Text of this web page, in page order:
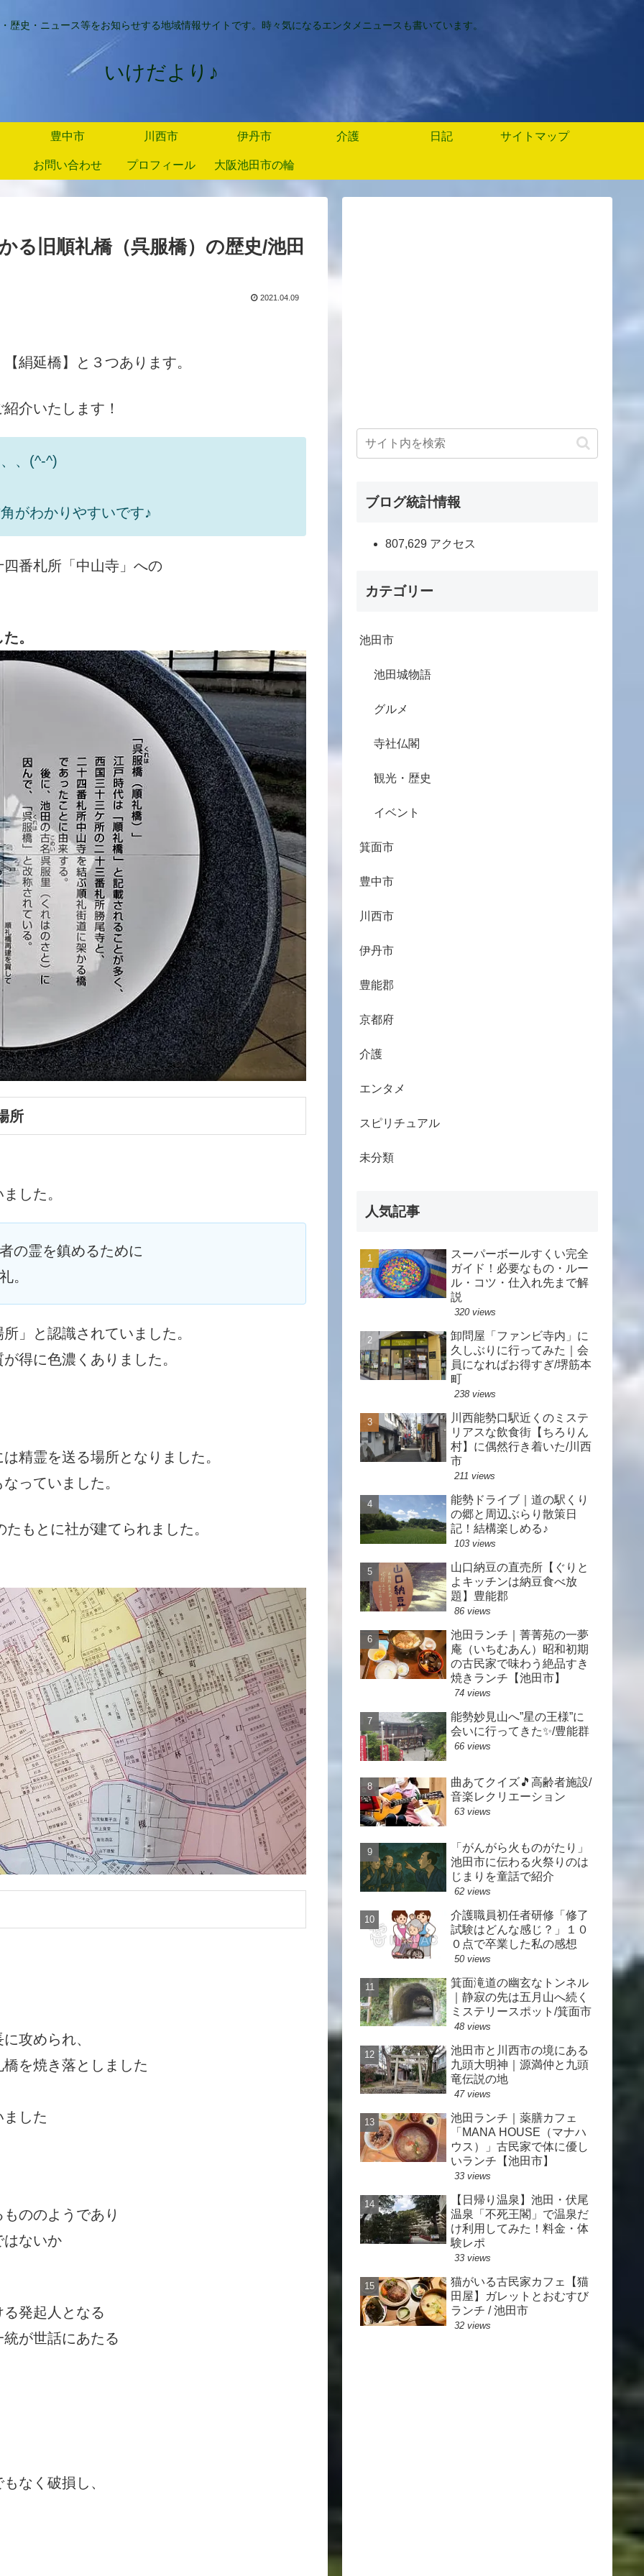
歴史・ニュース等をお知らせする地域情報サイトです。時々気になるエンタメニュースも書いています。
いけだより♪
豊中市 川西市 伊丹市 介護 日記 サイトマップ
お問い合わせ プロフィール 大阪池田市の輪
る旧順礼橋（呉服橋）の歴史/池田
2021.04.09
絹延橋】と３つあります。
介いたします！
、(^-^)
がわかりやすいです♪
番札所「中山寺」への
。
所
した。
の霊を鎮めるために
。
」と認識されていました。
得に色濃くありました。
精霊を送る場所となりました。
っていました。
もとに社が建てられました。
攻められ、
を焼き落としました
した
ののようであり
はないか
発起人となる
が世話にあたる
なく破損し、
ブログ統計情報
807,629 アクセス
カテゴリー
池田市
池田城物語
グルメ
寺社仏閣
観光・歴史
イベント
箕面市
豊中市
川西市
伊丹市
豊能郡
京都府
介護
エンタメ
スピリチュアル
未分類
人気記事
スーパーボールすくい完全
ガイド！必要なもの・ルー
ル・コツ・仕入れ先まで解
説
320 views
卸問屋「ファンビ寺内」に
久しぶりに行ってみた｜会
員になればお得すぎ/堺筋本
町
238 views
川西能勢口駅近くのミステ
リアスな飲食街【ちろりん
村】に偶然行き着いた/川西
市
211 views
能勢ドライブ｜道の駅くり
の郷と周辺ぶらり散策日
記！結構楽しめる♪
103 views
山口納豆の直売所【ぐりと
よキッチンは納豆食べ放
題】豊能郡
86 views
池田ランチ｜菁菁苑の一夢
庵（いちむあん）昭和初期
の古民家で味わう絶品すき
焼きランチ【池田市】
74 views
能勢妙見山へ”星の王様”に
会いに行ってきた✨/豊能群
66 views
曲あてクイズ🎵高齢者施設/
音楽レクリエーション
63 views
「がんがら火ものがたり」
池田市に伝わる火祭りのは
じまりを童話で紹介
62 views
介護職員初任者研修「修了
試験はどんな感じ？」１０
０点で卒業した私の感想
50 views
箕面滝道の幽玄なトンネル
｜静寂の先は五月山へ続く
ミステリースポット/箕面市
48 views
池田市と川西市の境にある
九頭大明神｜源満仲と九頭
竜伝説の地
47 views
池田ランチ｜薬膳カフェ
「MANA HOUSE（マナハ
ウス）」古民家で体に優し
いランチ【池田市】
33 views
【日帰り温泉】池田・伏尾
温泉「不死王閣」で温泉だ
け利用してみた！料金・体
験レポ
33 views
猫がいる古民家カフェ【猫
田屋】ガレットとおむすび
ランチ / 池田市
32 views